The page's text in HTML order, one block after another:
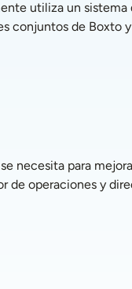
conjuntos de Boxto
de operaciones y